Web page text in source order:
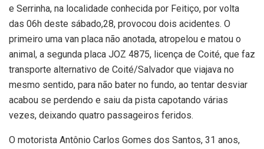
e Serrinha, na localidade conhecida por Feitiço, por volta
das 06h deste sábado,28, provocou dois acidentes. O
primeiro uma van placa não anotada, atropelou e matou o
animal, a segunda placa JOZ 4875, licença de Coité, que faz
transporte alternativo de Coité/Salvador que viajava no
mesmo sentido, para não bater no fundo, ao tentar desviar
acabou se perdendo e saiu da pista capotando várias
vezes, deixando quatro passageiros feridos.
O motorista Antônio Carlos Gomes dos Santos, 31 anos,